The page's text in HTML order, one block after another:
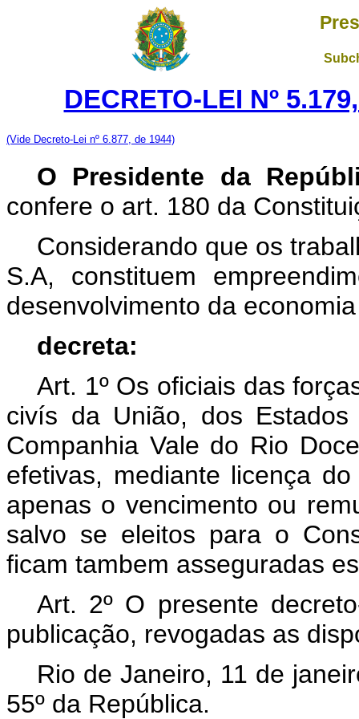
DECRETO-LEI Nº
(Vide Decreto-Lei nº 6.877, de 1944)
O Presidente da
confere o art. 180 da
Considerando que os
S.A, constituem
desenvolvimento da
decreta:
Art. 1º Os oficiais das
civís da União, dos
Companhia Vale do Rio
efetivas, mediante licença
apenas o vencimento ou
salvo se eleitos para o
ficam tambem asseguradas
Art. 2º O presente
publi­cação, revogadas as
Rio de Janeiro, 11 de
55º da República.